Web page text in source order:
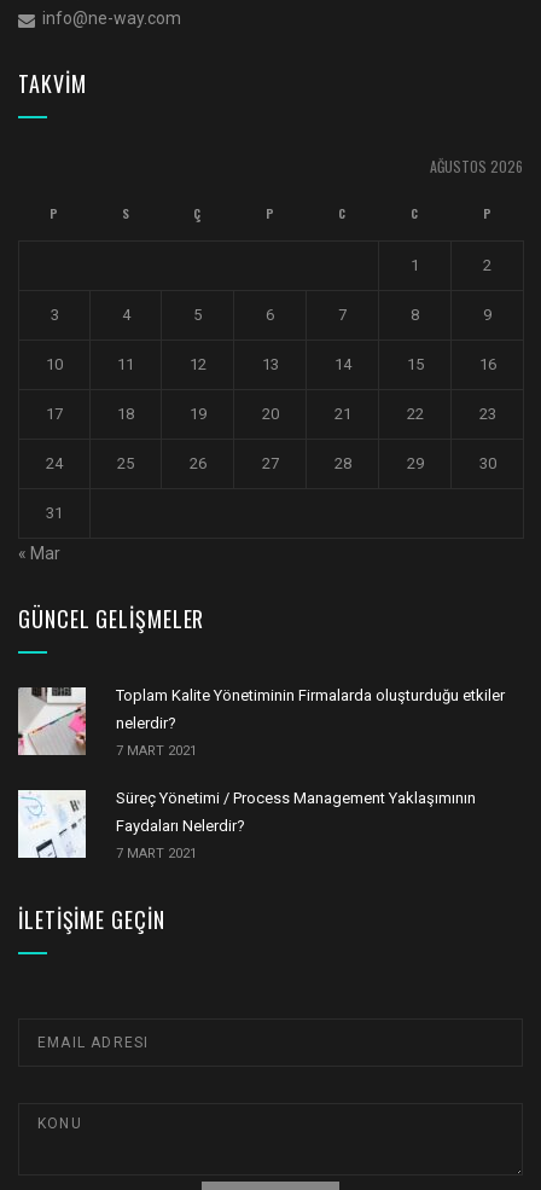
info@ne-way.com
TAKVİM
AĞUSTOS 2026
P S Ç P C C P
1 2
3 4 5 6 7 8 9
10 11 12 13 14 15 16
17 18 19 20 21 22 23
24 25 26 27 28 29 30
31
« Mar
GÜNCEL GELIŞMELER
Toplam Kalite Yönetiminin Firmalarda oluşturduğu etkiler
nelerdir?
7 MART 2021
Süreç Yönetimi / Process Management Yaklaşımının
Faydaları Nelerdir?
7 MART 2021
İLETIŞIME GEÇIN